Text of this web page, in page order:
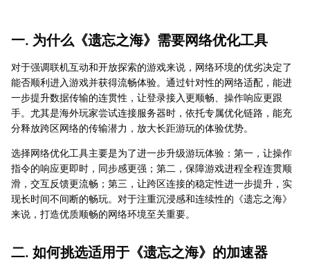
一. 为什么《遗忘之海》需要网络优化工具
对于强调联机互动和开放探索的游戏来说，网络环境的优劣决定了
能否顺利进入游戏并获得流畅体验。通过针对性的网络适配，能进
一步提升数据传输的连贯性，让登录接入更顺畅、操作响应更跟
手。尤其是海外玩家尝试连接服务器时，依托专属优化链路，能充
分释放跨区网络的传输潜力，放大长距游玩的体验优势。
选择网络优化工具主要是为了进一步升级游玩体验：第一，让操作
指令的响应更即时，同步感更强；第二，保障游戏进程全程连贯顺
滑，交互反馈更流畅；第三，让跨区连接的稳定性进一步提升，实
现长时间不间断的畅玩。对于注重沉浸感和连续性的《遗忘之海》
来说，打造优质顺畅的网络环境至关重要。
二. 如何挑选适用于《遗忘之海》的加速器